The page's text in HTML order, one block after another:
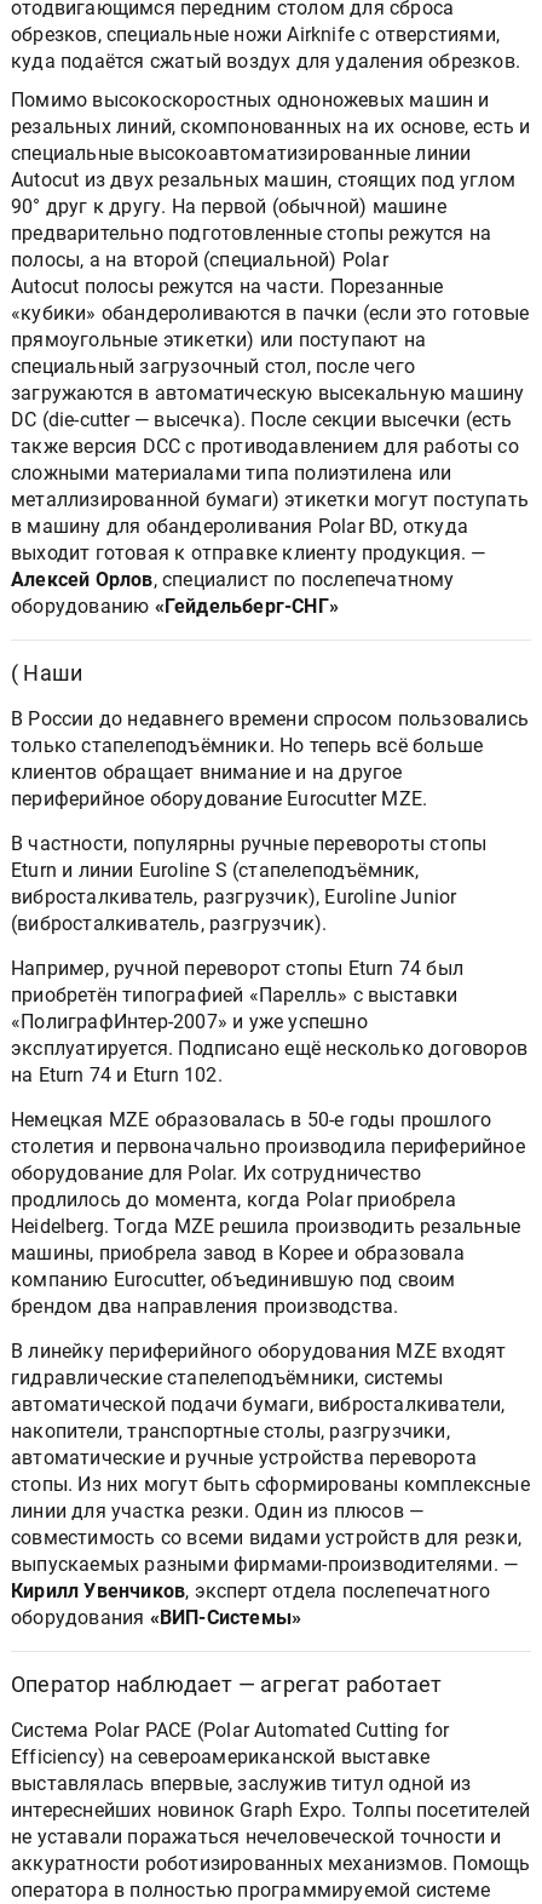
отодвигающимся передним столом для сброса
обрезков, специальные ножи Airknife с отверстиями,
куда подаётся сжатый воздух для удаления обрезков.
Помимо высокоскоростных одноножевых машин и
резальных линий, скомпонованных на их основе, есть и
специальные высокоавтоматизированные линии
Autocut из двух резальных машин, стоящих под углом
90° друг к другу. На первой (обычной) машине
предварительно подготовленные стопы режутся на
полосы, а на второй (специальной) Polar
Autocut полосы режутся на части. Порезанные
«кубики» обандероливаются в пачки (если это готовые
прямоугольные этикетки) или поступают на
специальный загрузочный стол, после чего
загружаются в автоматическую высекальную машину
DC (die-cutter — высечка). После секции высечки (есть
также версия DCC с противодавлением для работы со
сложными материалами типа полиэтилена или
металлизированной бумаги) этикетки могут поступать
в машину для обандероливания Polar BD, откуда
выходит готовая к отправке клиенту продукция. —
Алексей Орлов, специалист по послепечатному
оборудованию «Гейдельберг-СНГ»
( Наши
В России до недавнего времени спросом пользовались
только стапелеподъёмники. Но теперь всё больше
клиентов обращает внимание и на другое
периферийное оборудование Eurocutter MZE.
В частности, популярны ручные перевороты стопы
Eturn и линии Euroline S (стапелеподъёмник,
вибросталкиватель, разгрузчик), Euroline Junior
(вибросталкиватель, разгрузчик).
Например, ручной переворот стопы Eturn 74 был
приобретён типографией «Парелль» с выставки
«ПолиграфИнтер-2007» и уже успешно
эксплуатируется. Подписано ещё несколько договоров
на Eturn 74 и Eturn 102.
Немецкая MZE образовалась в 50-е годы прошлого
столетия и первоначально производила периферийное
оборудование для Polar. Их сотрудничество
продлилось до момента, когда Polar приобрела
Heidelberg. Тогда MZE решила производить резальные
машины, приобрела завод в Корее и образовала
компанию Eurocutter, объединившую под своим
брендом два направления производства.
В линейку периферийного оборудования MZE входят
гидравлические стапелеподъёмники, системы
автоматической подачи бумаги, вибросталкиватели,
накопители, транспортные столы, разгрузчики,
автоматические и ручные устройства переворота
стопы. Из них могут быть сформированы комплексные
линии для участка резки. Один из плюсов —
совместимость со всеми видами устройств для резки,
выпускаемых разными фирмами-производителями. —
Кирилл Увенчиков, эксперт отдела послепечатного
оборудования «ВИП-Системы»
Оператор наблюдает — агрегат работает
Система Polar PACE (Polar Automated Cutting for
Efficiency) на североамериканской выставке
выставлялась впервые, заслужив титул одной из
интереснейших новинок Graph Expo. Толпы посетителей
не уставали поражаться нечеловеческой точности и
аккуратности роботизированных механизмов. Помощь
оператора в полностью программируемой системе